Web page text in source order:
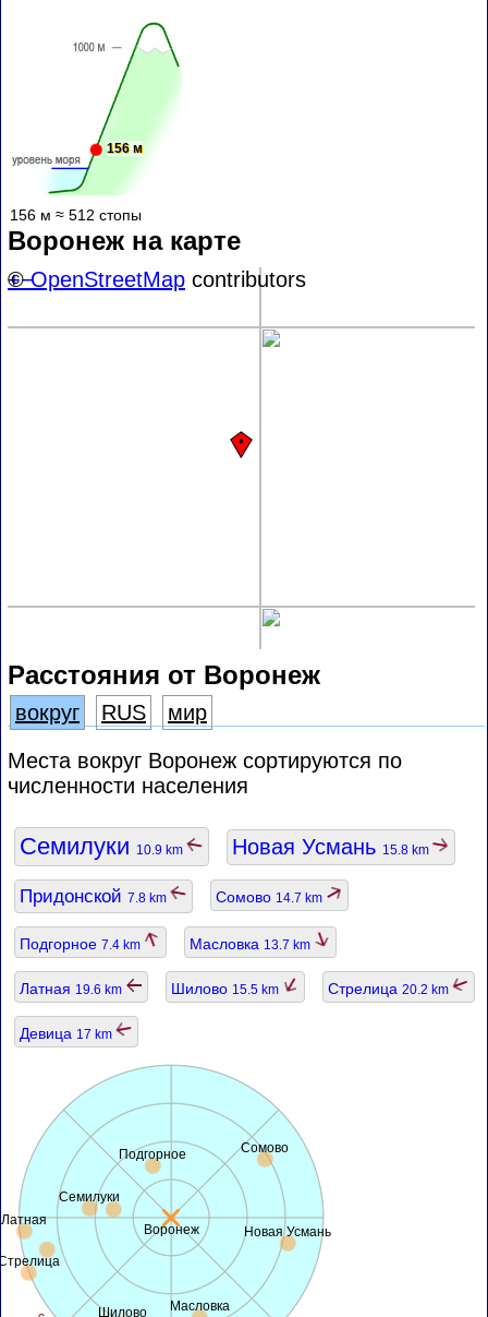
156 м
156 м ≈ 512 стопы
Воронеж на карте
+−
©OpenStreetMap contributors
Расстояния от Воронеж
вокруг RUS
мир
Места вокруг Воронеж сортируются по
численности населения
Семилуки 10.9 km Новая Усмань 15.8 km
Придонской 7.8 km Сомово 14.7 km
Подгорное 7.4 km Масловка 13.7 km
Латная 19.6 km Шилово 15.5 km Стрелица 20.2 km
Девица 17 km
Воронеж
Семилуки
Новая Усмань
Сомово
Подгорное
Масловка
Латная
Шилово